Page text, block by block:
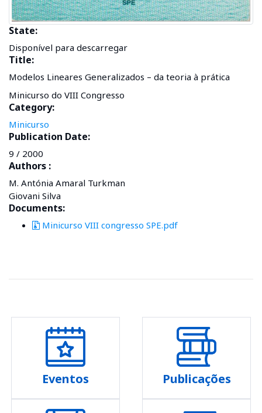
State:
Disponível para descarregar
Title:
Modelos Lineares Generalizados – da teoria à prática
Minicurso do VIII Congresso
Category:
Minicurso
Publication Date:
9 / 2000
Authors :
M. Antónia Amaral Turkman
Giovani Silva
Documents:
Minicurso VIII congresso SPE.pdf
Eventos Publicações